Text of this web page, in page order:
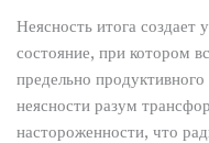
Неясность итога создает
состояние, при котором
предельно
неясности разум
настороженности, что